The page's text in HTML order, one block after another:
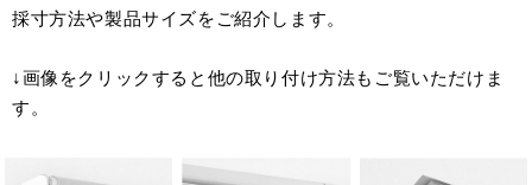
採寸方法や製品サイズをご紹介します。
↓画像をクリックすると他の取り付け方法もご覧いただけま
す。